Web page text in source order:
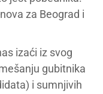
za Beograd i
izaći iz svog
gubitnika
i sumnjivih